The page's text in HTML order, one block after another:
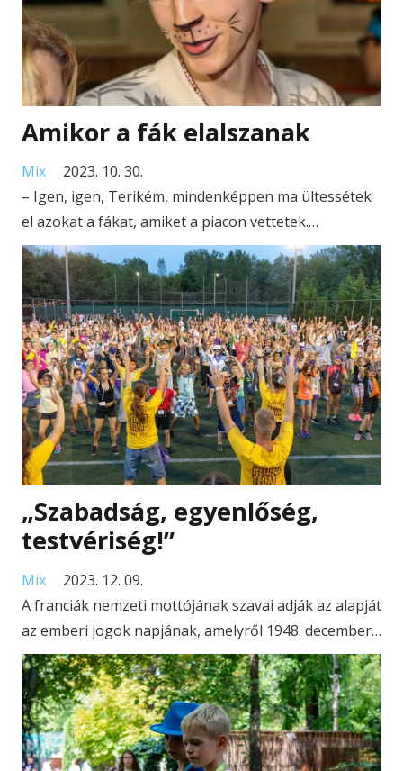
Amikor a fák elalszanak
Mix
2023. 10. 30.
– Igen, igen, Terikém, mindenképpen ma ültessétek
el azokat a fákat, amiket a piacon vettetek.…
„Szabadság, egyenlőség,
testvériség!”
Mix
2023. 12. 09.
A franciák nemzeti mottójának szavai adják az alapját
az emberi jogok napjának, amelyről 1948. december…